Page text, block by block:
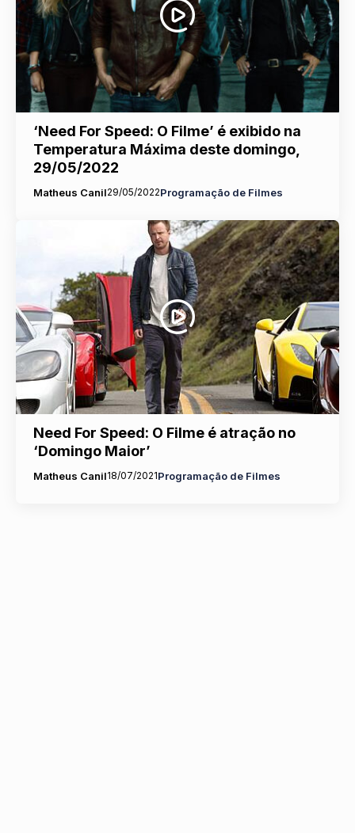
‘Need For Speed: O Filme’ é exibido na
Temperatura Máxima deste domingo,
29/05/2022
Matheus Canil29/05/2022Programação de Filmes
Need For Speed: O Filme é atração no
‘Domingo Maior’
Matheus Canil18/07/2021Programação de Filmes